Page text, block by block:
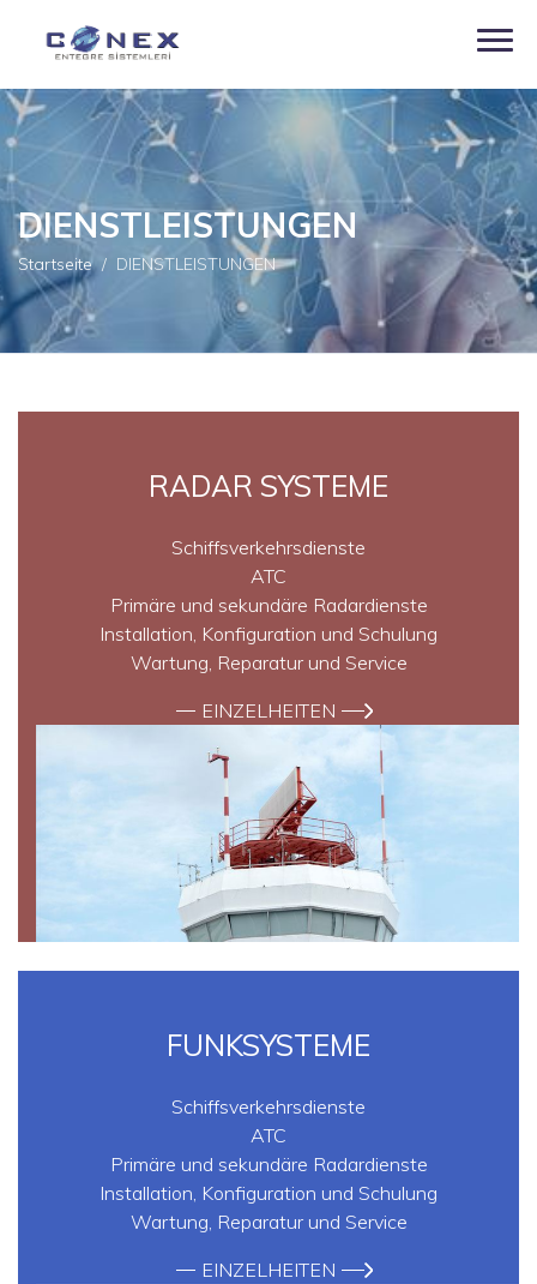
DIENSTLEISTUNGEN
Startseite DIENSTLEISTUNGEN
RADAR SYSTEME
Schiffsverkehrsdienste
ATC
Primäre und sekundäre Radardienste
Installation, Konfiguration und Schulung
Wartung, Reparatur und Service
EINZELHEITEN
FUNKSYSTEME
Schiffsverkehrsdienste
ATC
Primäre und sekundäre Radardienste
Installation, Konfiguration und Schulung
Wartung, Reparatur und Service
EINZELHEITEN